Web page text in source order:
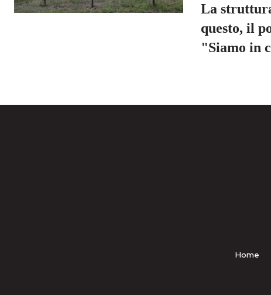
La
questo, il
"Siamo in
Home